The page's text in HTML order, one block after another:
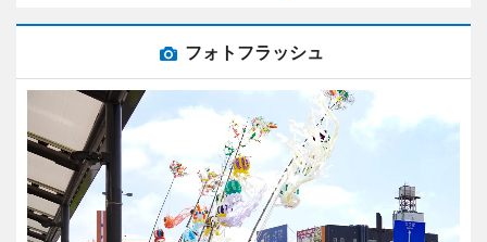
フォトフラッシュ